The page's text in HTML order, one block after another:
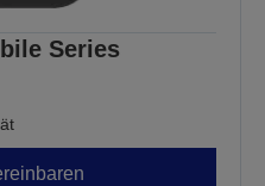
Series